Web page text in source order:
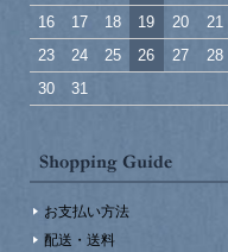
16
17 18 19 20 21
23
24 25 26 27 28
30
31
お支払い方法
配送・送料